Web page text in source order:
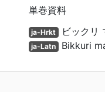
単巻資料
ja-Hrkt ビックリ
ja-Latn Bikkuri